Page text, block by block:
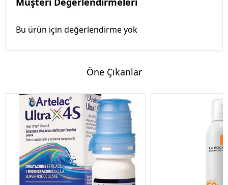
Bu ürün için değerlendirme yok
Öne Çıkanlar